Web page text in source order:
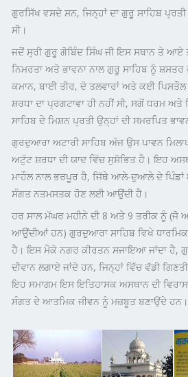
ਗੁਰਸਿੱਖ ਵਸਦੇ ਸਨ, ਜਿਨ੍ਹਾਂ ਦਾ ਗੁਰੂ ਸਾਹਿਬ
ਸੀ।
ਜਦੋਂ ਸ੍ਰੀ ਗੁਰੂ ਗੋਬਿੰਦ ਸਿੰਘ ਜੀ ਇਸ ਸਥਾਨ ਤੇ ਆਏ
ਨਿਮਰਤਾ ਅਤੇ ਭਾਵਨਾ ਨਾਲ ਗੁਰੂ ਸਾਹਿਬ ਨੂੰ
ਕਮਾਨ, ਬਾਈ ਤੀਰ, ਦੋ ਤਲਵਾਰਾਂ ਅਤੇ ਕਈ
ਸ਼ਰਧਾ ਦਾ ਪ੍ਰਗਟਾਵਾ ਹੀ ਨਹੀਂ ਸੀ, ਸਗੋਂ ਧਰਮ
ਸਾਹਿਬ ਦੇ ਮਿਸ਼ਨ ਪ੍ਰਤੀ ਉਨ੍ਹਾਂ ਦੀ ਸਮਰਪਿਤ
ਗੁਰਦੁਆਰਾ ਅਟਾਰੀ ਸਾਹਿਬ ਅੱਜ ਉਸ ਪਾਵਨ
ਅਟੁੱਟ ਸ਼ਰਧਾ ਦੀ ਯਾਦ ਵਿੱਚ ਸੁਸ਼ੋਭਿਤ ਹੈ। ਇਹ
ਮਾਹੌਲ ਨਾਲ ਭਰਪੂਰ ਹੈ, ਜਿੱਥੇ ਆਲੇ-ਦੁਆਲੇ ਦੇ
ਸੰਗਤ ਨਤਮਸਤਕ ਹੋਣ ਲਈ ਆਉਂਦੀ ਹੈ।
ਹਰ ਸਾਲ ਮੱਘਰ ਮਹੀਨੇ ਦੀ 8 ਅਤੇ 9 ਤਰੀਕ ਨੂੰ
ਆਉਂਦੀਆਂ ਹਨ) ਗੁਰਦੁਆਰਾ ਸਾਹਿਬ ਵਿਖੇ ਧਾਰਮਿਕ
ਹੈ। ਇਸ ਮੌਕੇ ਨਗਰ ਕੀਰਤਨ ਸਜਾਇਆ ਜਾਂਦਾ ਹੈ,
ਦੀਵਾਨ ਲਗਾਏ ਜਾਂਦੇ ਹਨ, ਜਿਨ੍ਹਾਂ ਵਿੱਚ ਵੱਡੀ
ਇਹ ਸਮਾਗਮ ਇਸ ਇਤਿਹਾਸਕ ਅਸਥਾਨ ਦੀ
ਸੰਗਤ ਦੇ ਆਤਮਿਕ ਜੀਵਨ ਨੂੰ ਮਜ਼ਬੂਤ ਬਣਾਉਂਦੇ ਹਨ।